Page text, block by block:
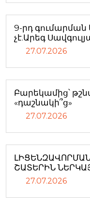
9-րդ գումարման
չէ.Արեգ
27.07.2026
Բարեկամից՝
«դաշնակի՞ց»
27.07.2026
ՇԱՏԵՐԻՆ
27.07.2026